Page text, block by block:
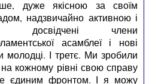
дуже якісною за своїм
надзвичайно активною і
досвідчені члени
асамблеї і нові
молодці. І третє. Ми зробили
кожному рівні свою справу
єдиним фронтом. І я можу